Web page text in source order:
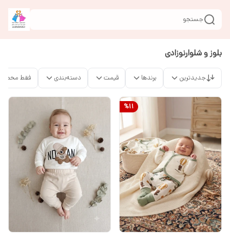
جستجو
بلوز و شلوارنوزادی
جدیدترین برندها قیمت دسته‌بندی فقط
%11